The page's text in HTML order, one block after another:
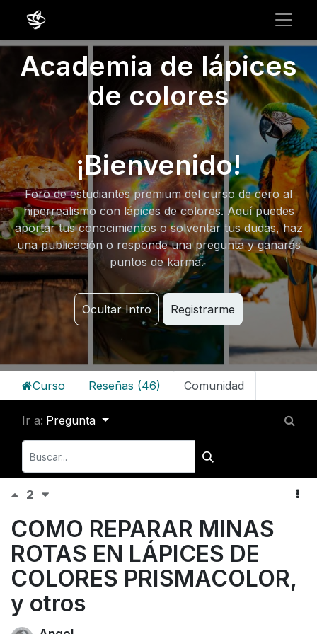
Academia de lápices
de colores
¡Bienvenido!
Foro de estudiantes premium del curso de cero al
hiperrealismo con lápices de colores. Aquí puedes
aportar tus conocimientos o solventar tus dudas, haz
una publicación o responde una pregunta y ganarás
puntos de karma.
Ocultar Intro Registrarme
Curso Reseñas (46) Comunidad
Ir a: Pregunta
2
COMO REPARAR MINAS
ROTAS EN LÁPICES DE
COLORES PRISMACOLOR,
y otros